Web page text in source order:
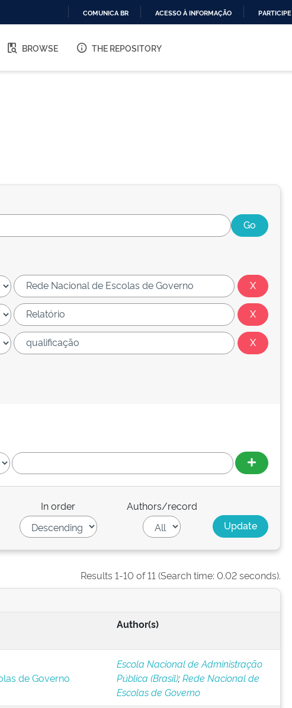
O
COMUNICA BR ACESSO À INFORMAÇÃO PARTICIPE
BROWSE THE REPOSITORY
In order Authors/record
Results 1-10 of 11 (Search time: 0.02 seconds).
Author(s)
de Governo
Escola Nacional de Administração
Pública (Brasil);Rede Nacional de
Escolas de Governo